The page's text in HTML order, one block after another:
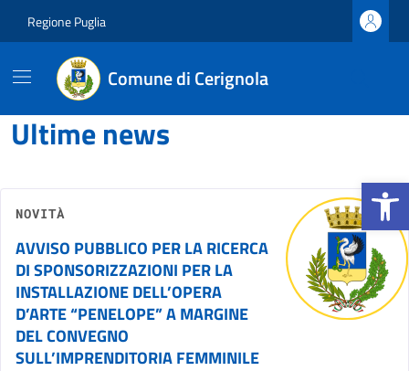
Apri la
Regione Puglia
Comune di Cerignola
Comune di Cerignola
Contenuti in evidenza
Ultime news
NOVITÀ
AVVISO PUBBLICO PER LA RICERCA
DI SPONSORIZZAZIONI PER LA
INSTALLAZIONE DELL’OPERA
D’ARTE “PENELOPE” A MARGINE
DEL CONVEGNO
SULL’IMPRENDITORIA FEMMINILE